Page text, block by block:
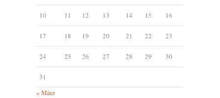
10 11 12 13 14 15 16
17 18 19 20 21 22 23
24 25 26 27 28 29 30
31
« März